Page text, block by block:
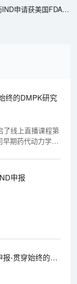
申请获美国FDA批准
终的DMPK研究
了线上直播课程第
期药代动力学室
申报
报-贯穿始终的